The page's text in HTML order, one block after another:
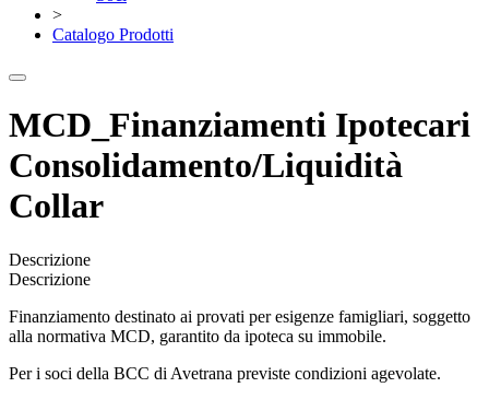
>
Catalogo Prodotti
MCD_Finanziamenti Ipotecari
Consolidamento/Liquidità
Collar
Descrizione
Descrizione
Finanziamento destinato ai provati per esigenze famigliari, soggetto
alla normativa MCD, garantito da ipoteca su immobile.
Per i soci della BCC di Avetrana previste condizioni agevolate.